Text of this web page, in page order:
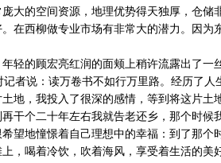
大的空间资源，地理优势得天独厚，仓储
在西柳做专业市场有非常大的潜力。因为
轻的顾宏亮红润的面颊上稍许流露出了一
者说：读万卷书不如行万里路。经历了人
地，我投入了很深的感情，等到将这片土
干个二十年左右我就告老还乡，那个时候
望地憧憬着自己理想中的幸福：到了那个
，喝着冷饮，吹着海风，享受着生活的美